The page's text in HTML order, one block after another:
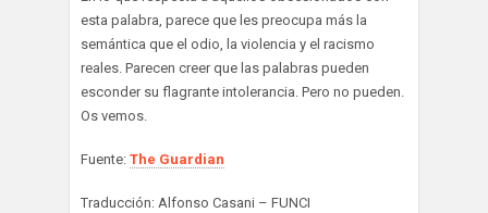
esta palabra, parece que les preocupa más la
semántica que el odio, la violencia y el racismo
reales. Parecen creer que las palabras pueden
esconder su flagrante intolerancia. Pero no pueden.
Os vemos.
Fuente: The Guardian
Traducción: Alfonso Casani – FUNCI